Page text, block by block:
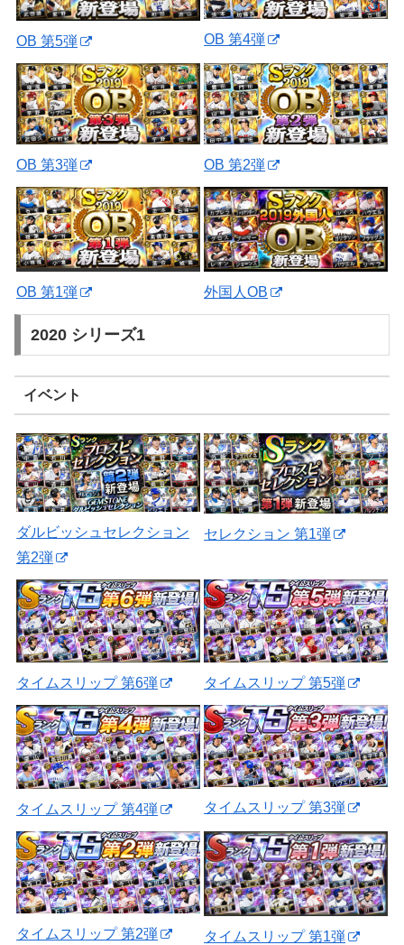
OB 第5弾 OB 第4弾
OB 第3弾 OB 第2弾
OB 第1弾 外国人OB
2020 シリーズ1
イベント
ダルビッシュセレクション
第2弾
セレクション 第1弾
タイムスリップ 第6弾 タイムスリップ 第5弾
タイムスリップ 第4弾 タイムスリップ 第3弾
タイムスリップ 第2弾 タイムスリップ 第1弾